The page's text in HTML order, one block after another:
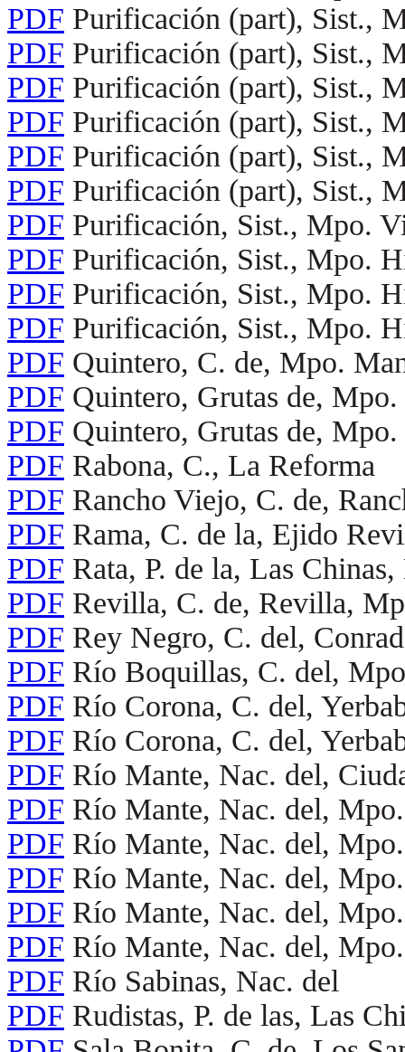
PDF Purificación (part), Sist.,
PDF Purificación (part), Sist.,
PDF Purificación (part), Sist.,
PDF Purificación (part), Sist.,
PDF Purificación (part), Sist.,
PDF Purificación (part), Sist.,
PDF Purificación, Sist., Mpo.
PDF Purificación, Sist., Mpo.
PDF Purificación, Sist., Mpo.
PDF Purificación, Sist., Mpo.
PDF Quintero, C. de, Mpo.
PDF Quintero, Grutas de,
PDF Quintero, Grutas de,
PDF Rabona, C., La Reforma
PDF Rancho Viejo, C. de,
PDF Rama, C. de la, Ejido
PDF Rata, P. de la, Las
PDF Revilla, C. de, Revilla,
PDF Rey Negro, C. del,
PDF Río Boquillas, C. del,
PDF Río Corona, C. del,
PDF Río Corona, C. del,
PDF Río Mante, Nac. del,
PDF Río Mante, Nac. del,
PDF Río Mante, Nac. del,
PDF Río Mante, Nac. del,
PDF Río Mante, Nac. del,
PDF Río Mante, Nac. del,
PDF Río Sabinas, Nac. del
PDF Rudistas, P. de las, Las